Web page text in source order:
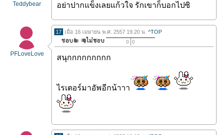
Teddybear อย่าปากแข็งเลยแก้วใจ รักเขาก็บอกไปซิ
PFLoveLove
17 เมื่อ 16 เมษายน พ.ศ. 2557 19.20 น. ^TOP
0 0
สนุกกกกกกกกก
ไรเตอร์มาอัพอีกน้าาา